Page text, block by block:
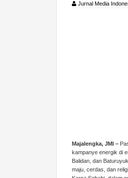
Jurnal Media
Majalengka, JMI –
kampanye energik di
Balidan, dan
maju, cerdas, dan